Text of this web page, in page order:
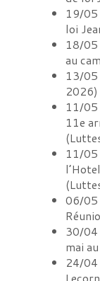
19/05
loi
18/05
au
13/05
2026)
11/05
11e
(
11/05
(
06/05
30/04
mai
24/04